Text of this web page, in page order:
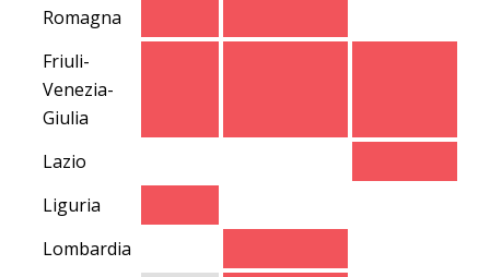
Romagna
Friuli-
Venezia-
Giulia
Lazio
Liguria
Lombardia